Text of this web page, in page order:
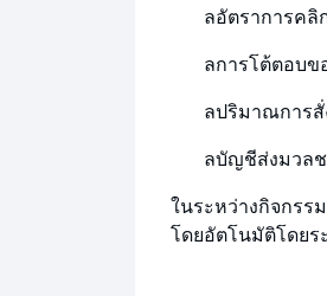
ลอัตราการคลิ
ลการโต้ตอบข
ลปริมาณการสั่
ลบัญชีส่งมวลช
ในระหว่างกิจกรร
โดยอัตโนมัติโดยร